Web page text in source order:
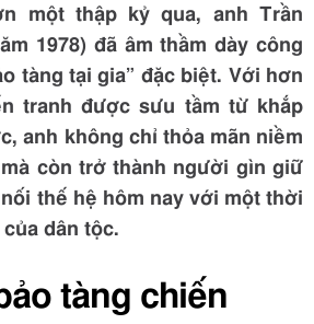
một thập kỷ qua, anh Trần
1978) đã âm thầm dày công
tàng tại gia” đặc biệt. Với hơn
tranh được sưu tầm từ khắp
anh không chỉ thỏa mãn niềm
còn trở thành người gìn giữ
thế hệ hôm nay với một thời
dân tộc.
tàng chiến